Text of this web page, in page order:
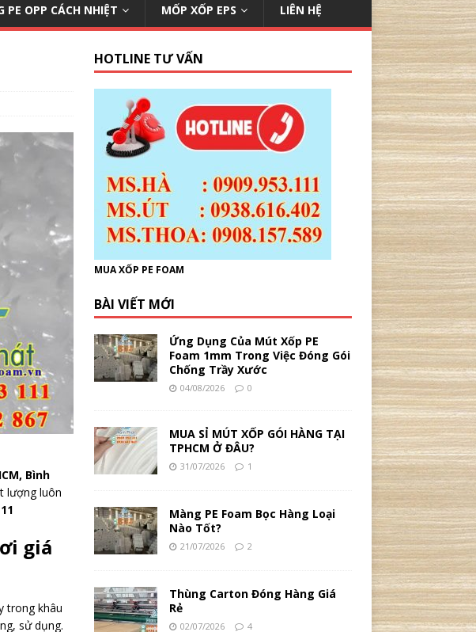
PE OPP CÁCH NHIỆT MỐP XỐP EPS LIÊN HỆ
Bình
lượng luôn
giá
trong khâu
sử dụng.
HOTLINE TƯ VẤN
MUA XỐP PE FOAM
BÀI VIẾT MỚI
Ứng Dụng Của Mút Xốp PE
Foam 1mm Trong Việc Đóng Gói
Chống Trầy Xước
04/08/2026 0
MUA SỈ MÚT XỐP GÓI HÀNG TẠI
TPHCM Ở ĐÂU?
31/07/2026 1
Màng PE Foam Bọc Hàng Loại
Nào Tốt?
21/07/2026 2
Thùng Carton Đóng Hàng Giá
Rẻ
02/07/2026 4